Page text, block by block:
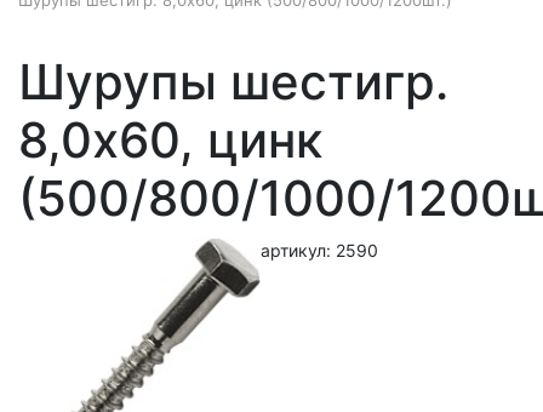
Шурупы шестигр.
8,0x60, цинк
(500/800/1000/
артикул: 2590